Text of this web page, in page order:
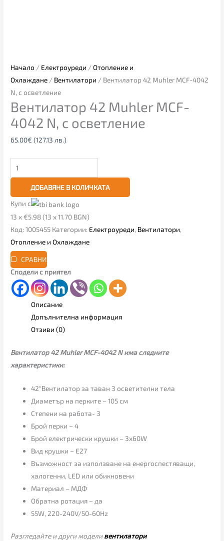
Начало / Електроуреди /Отопление и
Охлаждане / Вентилатори / Вентилатор 42 Muhler MCF-4042
N, с осветление
Вентилатор 42 Muhler MCF-
4042 N, с осветление
65.00€ (127.13 лв.)
ДОБАВЯНЕ В КОЛИЧКАТА
Купи с
13 x €5.98 (13 x 11.70 BGN)
Код:1005455 Категории: Електроуреди, Вентилатори,
Отопление и Охлаждане
СРАВНИ
Сподели с приятел
Описание
Допълнителна информация
Отзиви (0)
Вентилатор 42 Muhler MCF-4042 N има следните
характеристики:
42“Вентилатор за таван 3 осветителни тела
Диаметър на перките – 105 см
Степени на работа- 3
Брой перки – 4
Брой електрически крушки – 3х60W
Вид крушки – Е27
Възможност за използване на енергоспестяващи,
халогенни, LED или обикновени
Материал – МДФ
Обратна ротация – да
55W, 220-240V/50-60Hz
Разгледайте и други моделивентилатори